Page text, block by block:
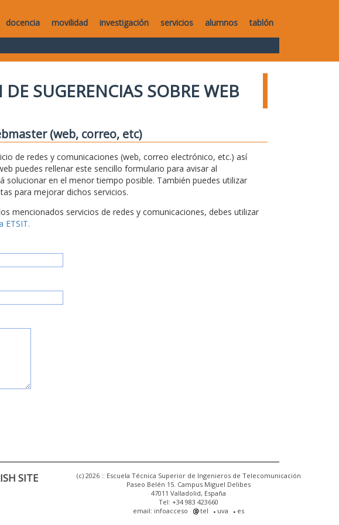
docencia movilidad investigación servicios alumnos tablón
SUGERENCIAS SOBRE WEB
(web, correo, etc)
de redes y comunicaciones (web, correo electrónico, etc.) así
puedes rellenar este sencillo formulario para avisar al
solucionar en el menor tiempo posible. También puedes utilizar
para mejorar dichos servicios.
mencionados servicios de redes y comunicaciones, debes utilizar
ETSIT.
SITE
(c) 2026 :: Escuela Técnica Superior de Ingenieros de Telecomunicación
Paseo Belén 15. Campus Miguel Delibes
47011 Valladolid, España
Tel: +34 983 423660
email: infoacceso
tel uva es